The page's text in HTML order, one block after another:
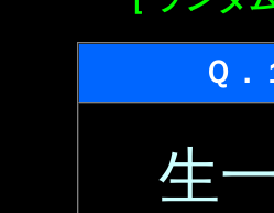
Ｑ．
生